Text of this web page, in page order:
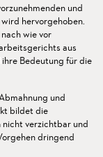
und
hervorgehoben.
wie vor
aus
Bedeutung für die
und
bildet die
nicht verzichtbar und
dringend